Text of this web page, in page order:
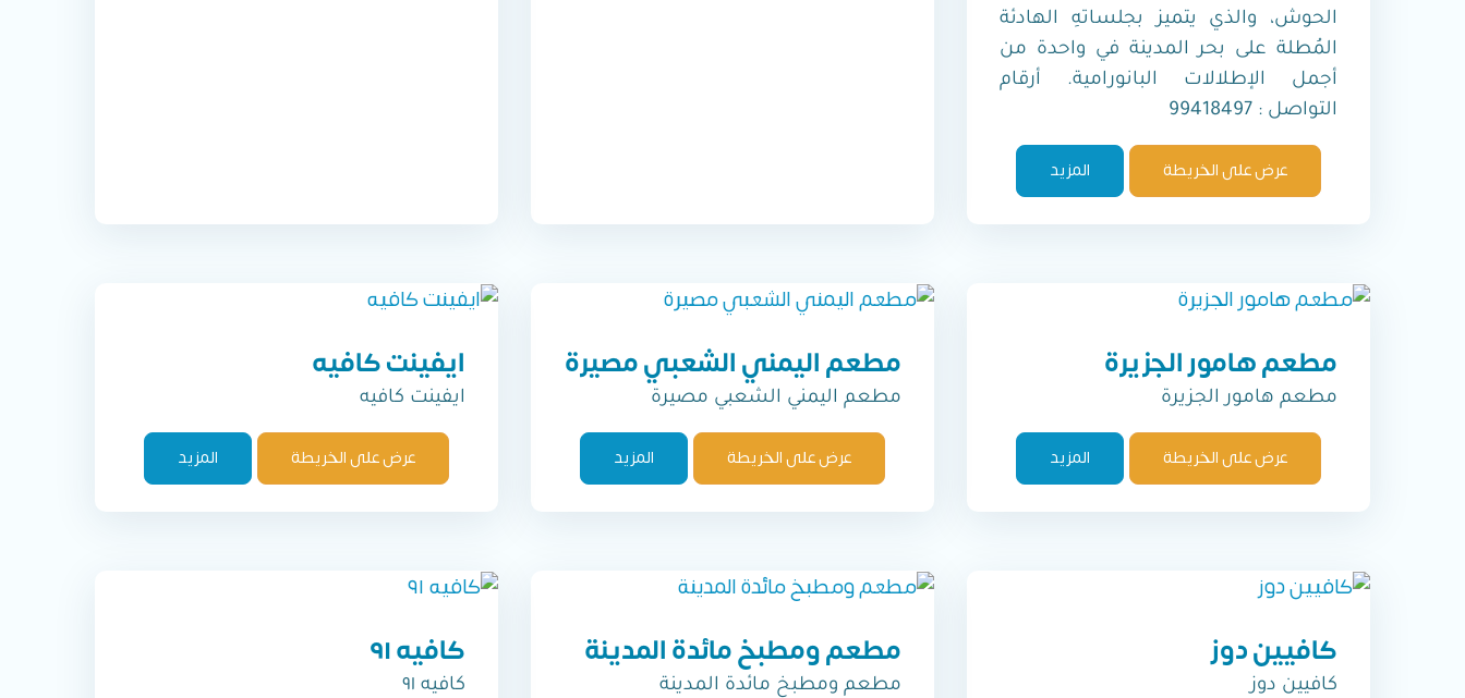
الحوش، والذي يتميز بجلساتهِ الهادئة
المُطلة على بحر المدينة في واحدة من
أجمل الإطلالات البانورامية. أرقام
التواصل : 99418497
عرض على الخريطة المزيد
مطعم هامور الجزيرة
مطعم هامور الجزيرة
عرض على الخريطة المزيد
مطعم اليمني الشعبي مصيرة
مطعم اليمني الشعبي مصيرة
عرض على الخريطة المزيد
ايفينت كافيه
ايفينت كافيه
عرض على الخريطة المزيد
كافيين دوز
كافيين دوز
مطعم ومطبخ مائدة المدينة
مطعم ومطبخ مائدة المدينة
كافيه ٩١
كافيه ٩١